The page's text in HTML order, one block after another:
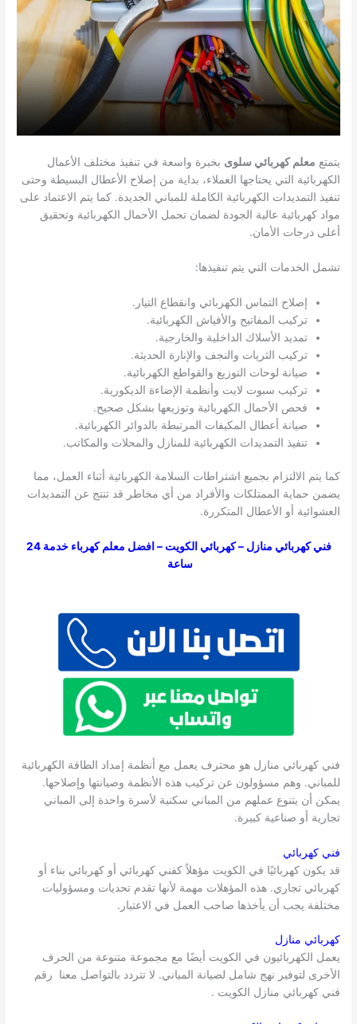
يتمتع معلم كهربائي سلوى بخبرة واسعة في تنفيذ مختلف الأعمال
الكهربائية التي يحتاجها العملاء، بداية من إصلاح الأعطال البسيطة وحتى
تنفيذ التمديدات الكهربائية الكاملة للمباني الجديدة. كما يتم الاعتماد على
مواد كهربائية عالية الجودة لضمان تحمل الأحمال الكهربائية وتحقيق
أعلى درجات الأمان.
تشمل الخدمات التي يتم تنفيذها:
إصلاح التماس الكهربائي وانقطاع التيار.
تركيب المفاتيح والأفياش الكهربائية.
تمديد الأسلاك الداخلية والخارجية.
تركيب الثريات والنجف والإنارة الحديثة.
صيانة لوحات التوزيع والقواطع الكهربائية.
تركيب سبوت لايت وأنظمة الإضاءة الديكورية.
فحص الأحمال الكهربائية وتوزيعها بشكل صحيح.
صيانة أعطال المكيفات المرتبطة بالدوائر الكهربائية.
تنفيذ التمديدات الكهربائية للمنازل والمحلات والمكاتب.
كما يتم الالتزام بجميع اشتراطات السلامة الكهربائية أثناء العمل، مما
يضمن حماية الممتلكات والأفراد من أي مخاطر قد تنتج عن التمديدات
العشوائية أو الأعطال المتكررة.
فني كهربائي منازل – كهربائي الكويت – افضل معلم كهرباء خدمة 24
ساعة
فني كهربائي منازل هو محترف يعمل مع أنظمة إمداد الطاقة الكهربائية
للمباني. وهم مسؤولون عن تركيب هذه الأنظمة وصيانتها وإصلاحها.
يمكن أن يتنوع عملهم من المباني سكنية لأسرة واحدة إلى المباني
تجارية أو صناعية كبيرة.
فني كهربائي
قد يكون كهربائيًا في الكويت مؤهلاً كفني كهربائي أو كهربائي بناء أو
كهربائي تجاري. هذه المؤهلات مهمة لأنها تقدم تحديات ومسؤوليات
مختلفة يجب أن يأخذها صاحب العمل في الاعتبار.
كهربائي منازل
يعمل الكهربائيون في الكويت أيضًا مع مجموعة متنوعة من الحرف
الأخرى لتوفير نهج شامل لصيانة المباني. لا تتردد بالتواصل معنا رقم
فني كهربائي منازل الكويت .